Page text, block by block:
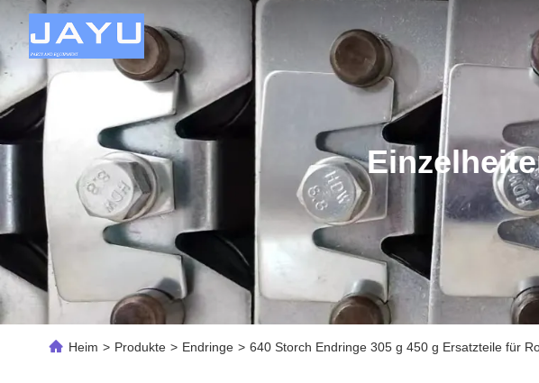
Heim > Produkte > Endringe > 640 Storch Endringe 305 g 450 g Ersatzteile für